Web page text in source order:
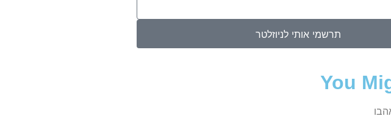
תרשמי אותי לניוזלטר
You